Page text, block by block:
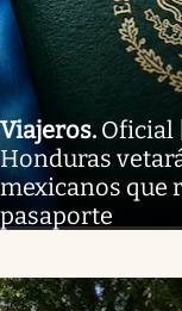
Viajeros. Oficial
Honduras
mexicanos que
pasaporte